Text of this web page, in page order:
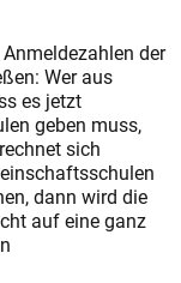
der
Wer aus
es jetzt
geben muss,
sich
dann wird die
auf eine ganz